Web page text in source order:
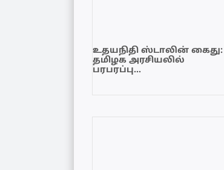
உதயநிதி ஸ்டாலின் கைது:
தமிழக அரசியலில்
பரபரப்பு…